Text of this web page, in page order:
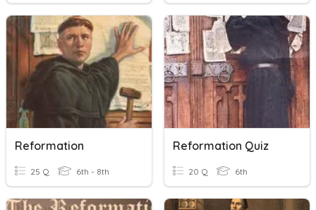
Reformation
25 Q 6th - 8th
Reformation Quiz
20 Q 6th